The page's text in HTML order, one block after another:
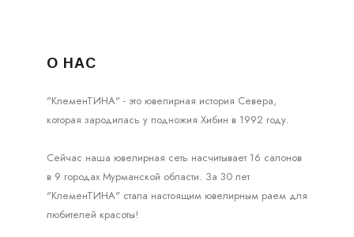
О НАС
"КлеменТИНА" - это ювелирная история Севера,
которая зародилась у подножия Хибин в 1992 году.
Сейчас наша ювелирная сеть насчитывает 16 салонов
в 9 городах Мурманской области. За 30 лет
"КлеменТИНА" стала настоящим ювелирным раем для
любителей красоты!